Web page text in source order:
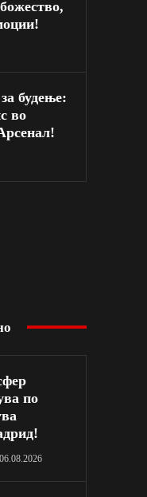
будење:
во
по
06.08.2026